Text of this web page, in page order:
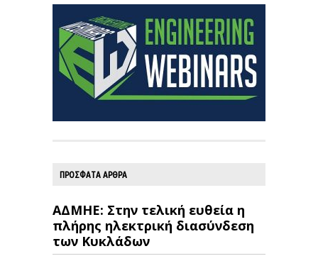
ΠΡΟΣΦΑΤΑ ΑΡΘΡΑ
ΑΔΜΗΕ: Στην τελική ευθεία η
πλήρης ηλεκτρική διασύνδεση
των Κυκλάδων